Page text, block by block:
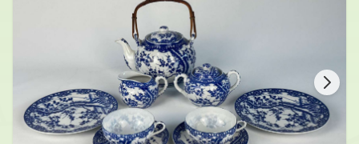
280.000
Jife
hace 28 días
270.000 ARS por TS
hace 29 días
260.000 ARS por Jife